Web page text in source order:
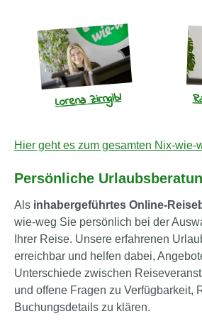
Lorena Zirngibl
Hier geht es zum gesamten Nix-wie-
Persönliche
Als inhabergeführtes Online-
wie-weg Sie persönlich bei der
Ihrer Reise. Unsere erfahrenen
erreichbar und helfen dabei,
Unterschiede zwischen
und offene Fragen zu Verfügbarkeit,
Buchungsdetails zu klären.